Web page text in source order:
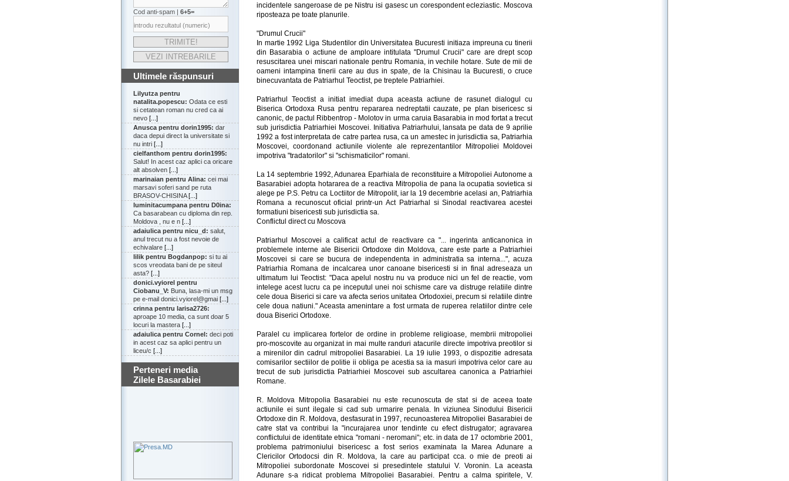
Cod anti-spam | 6+5=
Ultimele răspunsuri
Lilyutza pentru
natalita.popescu: Odata ce esti
si cetatean roman nu cred ca ai
nevo [...]
Anusca pentru dorin1995: dar
daca depui direct la universitate si
nu intri [...]
cielfanthom pentru dorin1995:
Salut! In acest caz aplici ca oricare
alt absolven [...]
marinaian pentru Alina: cei mai
marsavi soferi sand pe ruta
BRASOV-CHISINA[...]
luminitacumpana pentru D0ina:
Ca basarabean cu diploma din rep.
Moldova , nu e n [...]
adaiulica pentru nicu_d: salut,
anul trecut nu a fost nevoie de
echivalare [...]
lilik pentru Bogdanpop: si tu ai
scos vreodata bani de pe siteul
asta? [...]
donici.vyiorel pentru
Ciobanu_V: Buna, lasa-mi un msg
pe e-mail donici.vyiorel@gmai [...]
crinna pentru larisa2726:
aproape 10 media, ca sunt doar 5
locuri la mastera [...]
adaiulica pentru Cornel: deci poti
in acest caz sa aplici pentru un
liceu/c [...]
Perteneri media
Zilele Basarabiei
incidentele sangeroase de pe Nistru isi gasesc un corespondent ecleziastic. Moscova
riposteaza pe toate planurile.
"Drumul Crucii"
In martie 1992 Liga Studentilor din Universitatea Bucuresti initiaza impreuna cu tinerii
din Basarabia o actiune de amploare intitulata "Drumul Crucii" care are drept scop
resuscitarea unei miscari nationale pentru Romania, in vechile hotare. Sute de mii de
oameni intampina tinerii care au dus in spate, de la Chisinau la Bucuresti, o cruce
binecuvantata de Patriarhul Teoctist, pe treptele Patriarhiei.
Patriarhul Teoctist a initiat imediat dupa aceasta actiune de rasunet dialogul cu
Biserica Ortodoxa Rusa pentru repararea nedreptatii cauzate, pe plan bisericesc si
canonic, de pactul Ribbentrop - Molotov in urma caruia Basarabia in mod fortat a trecut
sub jurisdictia Patriarhiei Moscovei. Initiativa Patriarhului, lansata pe data de 9 aprilie
1992 a fost interpretata de catre partea rusa, ca un amestec in jurisdictia sa, Patriarhia
Moscovei, coordonand actiunile violente ale reprezentantilor Mitropoliei Moldovei
impotriva "tradatorilor" si "schismaticilor" romani.
La 14 septembrie 1992, Adunarea Eparhiala de reconstituire a Mitropoliei Autonome a
Basarabiei adopta hotararea de a reactiva Mitropolia de pana la ocupatia sovietica si
alege pe P.S. Petru ca Loctiitor de Mitropolit, iar la 19 decembrie acelasi an, Patriarhia
Romana a recunoscut oficial printr-un Act Patriarhal si Sinodal reactivarea acestei
formatiuni bisericesti sub jurisdictia sa.
Conflictul direct cu Moscova
Patriarhul Moscovei a calificat actul de reactivare ca "... ingerinta anticanonica in
problemele interne ale Bisericii Ortodoxe din Moldova, care este parte a Patriarhiei
Moscovei si care se bucura de independenta in administratia sa interna...", acuza
Patriarhia Romana de incalcarea unor canoane bisericesti si in final adreseaza un
ultimatum lui Teoctist: "Daca apelul nostru nu va produce nici un fel de reactie, vom
intelege acest lucru ca pe inceputul unei noi schisme care va distruge relatiile dintre
cele doua Biserici si care va afecta serios unitatea Ortodoxiei, precum si relatiile dintre
cele doua natiuni." Aceasta amenintare a fost urmata de ruperea relatiilor dintre cele
doua Biserici Ortodoxe.
Paralel cu implicarea fortelor de ordine in probleme religioase, membrii mitropoliei
pro-moscovite au organizat in mai multe randuri atacurile directe impotriva preotilor si
a mirenilor din cadrul mitropoliei Basarabiei. La 19 iulie 1993, o dispozitie adresata
comisarilor sectiilor de politie ii obliga pe acestia sa ia masuri impotriva celor care au
trecut de sub jurisdictia Patriarhiei Moscovei sub ascultarea canonica a Patriarhiei
Romane.
R. Moldova Mitropolia Basarabiei nu este recunoscuta de stat si de aceea toate
actiunile ei sunt ilegale si cad sub urmarire penala. In viziunea Sinodului Bisericii
Ortodoxe din R. Moldova, desfasurat in 1997, recunoasterea Mitropoliei Basarabiei de
catre stat va contribui la "incurajarea unor tendinte cu efect distrugator; agravarea
conflictului de identitate etnica "romani - neromani"; etc. in data de 17 octombrie 2001,
problema patrimoniului bisericesc a fost serios examinata la Marea Adunare a
Clericilor Ortodocsi din R. Moldova, la care au participat cca. o mie de preoti ai
Mitropoliei subordonate Moscovei si presedintele statului V. Voronin. La aceasta
Adunare s-a ridicat problema Mitropoliei Basarabiei. Pentru a calma spiritele, V.